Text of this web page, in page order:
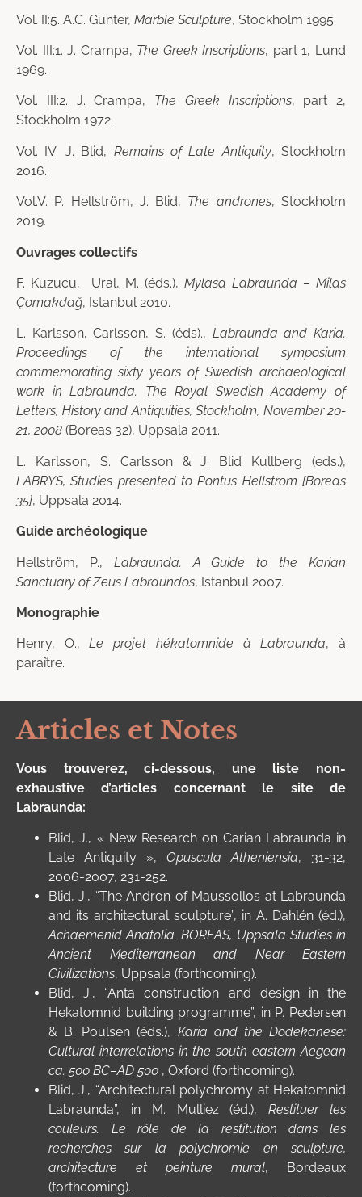
Vol. II:5. A.C. Gunter, Marble Sculpture, Stockholm 1995.
Vol. III:1. J. Crampa, The Greek Inscriptions, part 1, Lund
1969.
Vol. III:2. J. Crampa, The Greek Inscriptions, part 2,
Stockholm 1972.
Vol. IV. J. Blid, Remains of Late Antiquity, Stockholm
2016.
Vol.V. P. Hellström, J. Blid, The andrones, Stockholm
2019.
Ouvrages collectifs
F. Kuzucu, Ural, M. (éds.), Mylasa Labraunda – Milas
Çomakdağ, Istanbul 2010.
L. Karlsson, Carlsson, S. (éds)., Labraunda and Karia.
Proceedings of the international symposium
commemorating sixty years of Swedish archaeological
work in Labraunda. The Royal Swedish Academy of
Letters, History and Antiquities, Stockholm, November 20-
21, 2008 (Boreas 32), Uppsala 2011.
L. Karlsson, S. Carlsson & J. Blid Kullberg (eds.),
LABRYS, Studies presented to Pontus Hellstrom [Boreas
35], Uppsala 2014.
Guide archéologique
Hellström, P., Labraunda. A Guide to the Karian
Sanctuary of Zeus Labraundos, Istanbul 2007.
Monographie
Henry, O.,Le projet hékatomnide à Labraunda, à
paraître.
Articles et Notes
Vous trouverez, ci-dessous, une liste non-
exhaustive d’articles concernant le site de
Labraunda:
Blid, J., « New Research on Carian Labraunda in
Late Antiquity », Opuscula Atheniensia, 31-32,
2006-2007, 231-252.
Blid, J., “The Andron of Maussollos at Labraunda
and its architectural sculpture”, in A. Dahlén (éd.),
Achaemenid Anatolia. BOREAS, Uppsala Studies in
Ancient Mediterranean and Near Eastern
Civilizations, Uppsala (forthcoming).
Blid, J., “Anta construction and design in the
Hekatomnid building programme”, in P. Pedersen
& B. Poulsen (éds.), Karia and the Dodekanese:
Cultural interrelations in the south-eastern Aegean
ca. 500 BC–AD 500 , Oxford (forthcoming).
Blid, J., “Architectural polychromy at Hekatomnid
Labraunda”, in M. Mulliez (éd.),Restituer les
couleurs. Le rôle de la restitution dans les
recherches sur la polychromie en sculpture,
architecture et peinture mural, Bordeaux
(forthcoming).